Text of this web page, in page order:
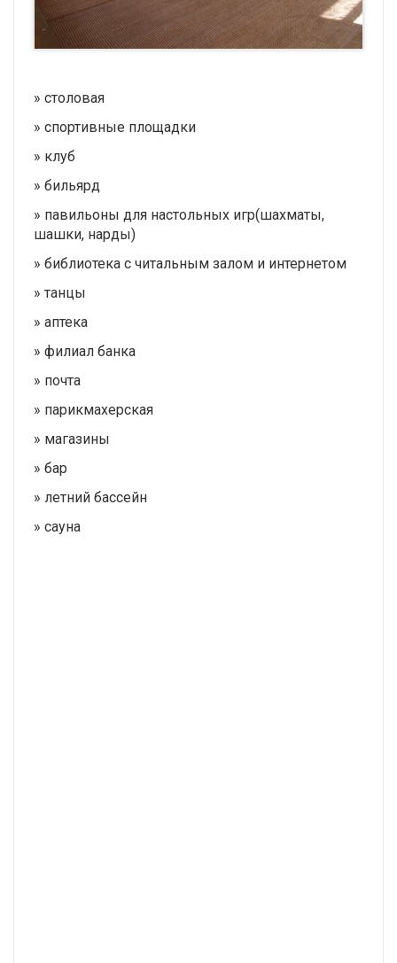
» столовая
» спортивные площадки
» клуб
» бильярд
» павильоны для настольных игр(шахматы,
шашки, нарды)
» библиотека с читальным залом и интернетом
» танцы
» аптека
» филиал банка
» почта
» парикмахерская
» магазины
» бар
» летний бассейн
» сауна